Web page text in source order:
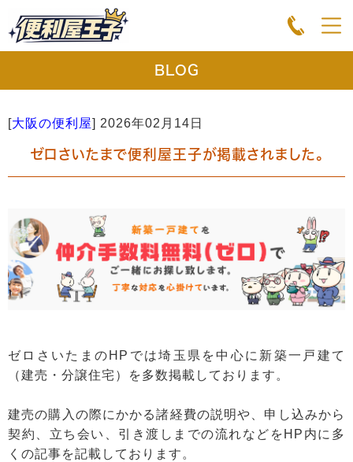
BLOG
[大阪の便利屋] 2026年02月14日
ゼロさいたまで便利屋王子が掲載されました。
ゼロさいたまのHPでは埼玉県を中心に新築一戸建て
（建売・分譲住宅）を多数掲載しております。
建売の購入の際にかかる諸経費の説明や、申し込みから
契約、立ち会い、引き渡しまでの流れなどをHP内に多
くの記事を記載しております。